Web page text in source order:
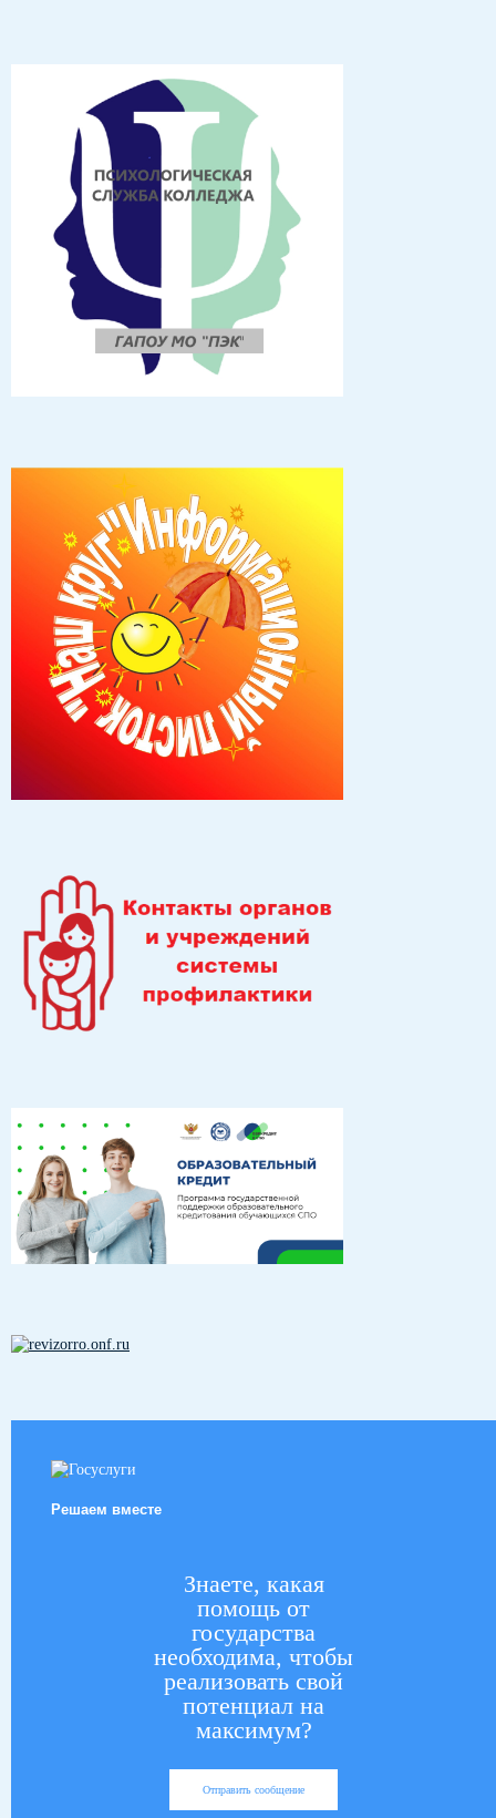
Решаем вместе
Знаете, какая
помощь от
государства
необходима, чтобы
реализовать свой
потенциал на
максимум?
Отправить сообщение